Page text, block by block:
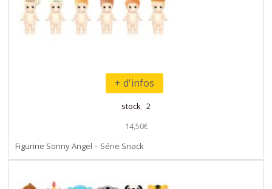
+ d'infos
stock 2
14,50€
Figurine Sonny Angel – Série Snack